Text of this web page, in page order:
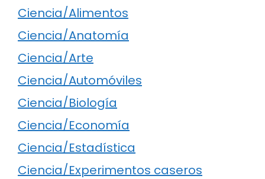
Ciencia/Alimentos
Ciencia/Anatomía
Ciencia/Arte
Ciencia/Automóviles
Ciencia/Biología
Ciencia/Economía
Ciencia/Estadística
Ciencia/Experimentos caseros